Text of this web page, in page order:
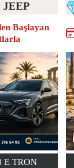
JEEP
Başlayan
E TRON